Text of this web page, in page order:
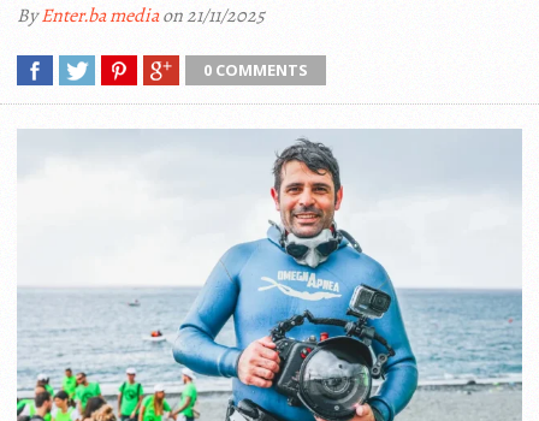
ByEnter.ba mediaon 21/11/2025
0 COMMENTS